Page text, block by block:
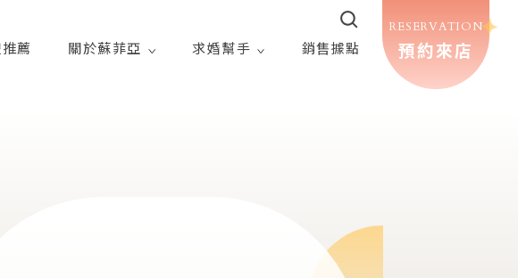
薦 關於蘇菲亞 求婚幫手 銷售據點
RESERVATION
預約來店